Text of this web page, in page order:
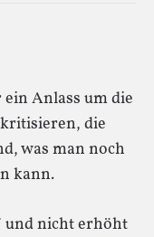
Anlass um die
die
was man noch
kann.
und nicht erhöht